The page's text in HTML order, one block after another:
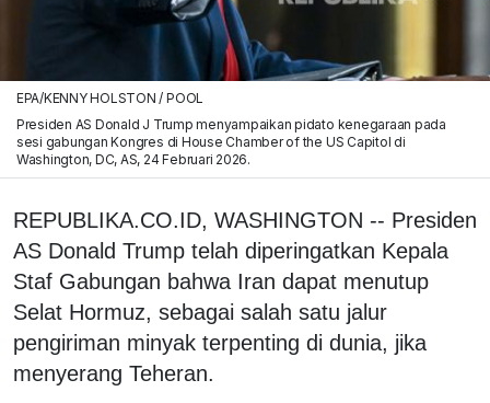
EPA/KENNY HOLSTON / POOL
Presiden AS Donald J Trump menyampaikan pidato kenegaraan pada
sesi gabungan Kongres di House Chamber of the US Capitol di
Washington, DC, AS, 24 Februari 2026.
REPUBLIKA.CO.ID, WASHINGTON -- Presiden
AS Donald Trump telah diperingatkan Kepala
Staf Gabungan bahwa Iran dapat menutup
Selat Hormuz, sebagai salah satu jalur
pengiriman minyak terpenting di dunia, jika
menyerang Teheran.